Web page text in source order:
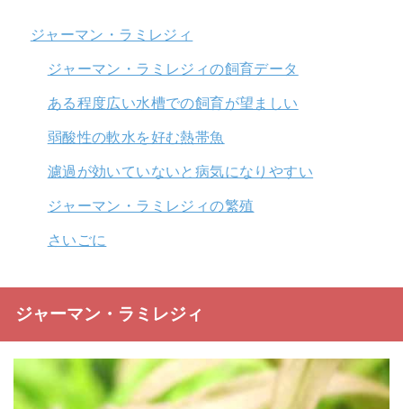
ジャーマン・ラミレジィ
ジャーマン・ラミレジィの飼育データ
ある程度広い水槽での飼育が望ましい
弱酸性の軟水を好む熱帯魚
濾過が効いていないと病気になりやすい
ジャーマン・ラミレジィの繁殖
さいごに
ジャーマン・ラミレジィ